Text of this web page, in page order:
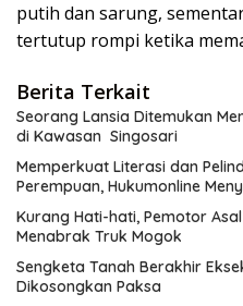
putih dan sarung,
tertutup rompi ketika
Berita Terkait
Seorang Lansia Ditemukan
di Kawasan Singosari
Memperkuat Literasi dan
Perempuan, Hukumonline
Kurang Hati-hati, Pemotor
Menabrak Truk Mogok
Sengketa Tanah Berakhir
Dikosongkan Paksa